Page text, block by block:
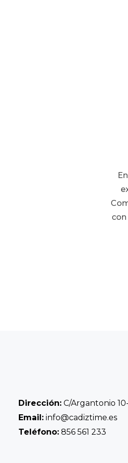
En
Dirección: C/Argantonio
Email: info@cadiztime.es
Teléfono: 856 561 233